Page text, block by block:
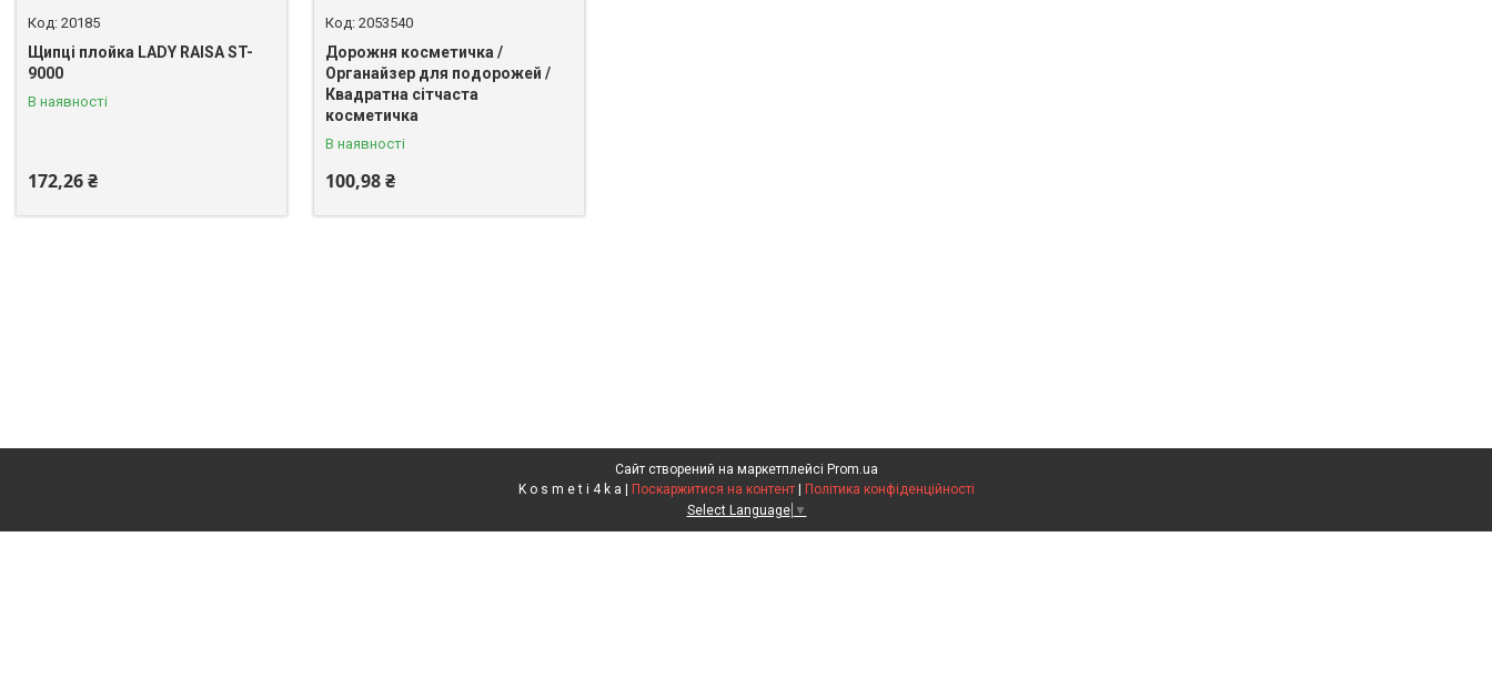
20185
Щипці плойка LADY RAISA ST-
9000
В наявності
172,26 ₴
2053540
Дорожня косметичка /
Органайзер для подорожей /
Квадратна сітчаста
косметичка
В наявності
100,98 ₴
Сайт створений на маркетплейсі Prom.ua
Поскаржитися на контент
Політика конфіденційності
Select Language ▼